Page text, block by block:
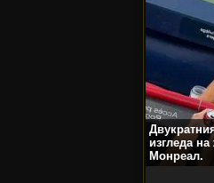
изгледа
Монреал.